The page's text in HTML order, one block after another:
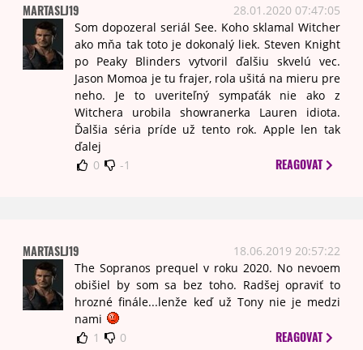
MARTASLJ19
28.01.2020 07:47:05
Som dopozeral seriál See. Koho sklamal Witcher
ako mňa tak toto je dokonalý liek. Steven Knight
po Peaky Blinders vytvoril ďalšiu skvelú vec.
Jason Momoa je tu frajer, rola ušitá na mieru pre
neho. Je to uveriteľný sympaťák nie ako z
Witchera urobila showranerka Lauren idiota.
Ďalšia séria príde už tento rok. Apple len tak
ďalej
0
-1 REAGOVAT
MARTASLJ19
18.06.2019 20:57:22
The Sopranos prequel v roku 2020. No nevoem
obišiel by som sa bez toho. Radšej opraviť to
hrozné finále...lenže keď už Tony nie je medzi
nami
1
0 REAGOVAT